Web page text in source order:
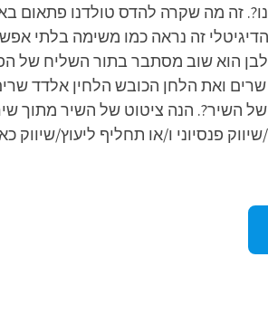
זה מה שקרה להדס טולדנו פתאום
זה נראה כמו משימה בלתי
הוא שוב מסתבר בתור השליח של
ואת הלחן הכובש הלחין אלדד
הנה ציטוט של השיר מתוך
פנסיוני ו/או תחליף ליעוץ/